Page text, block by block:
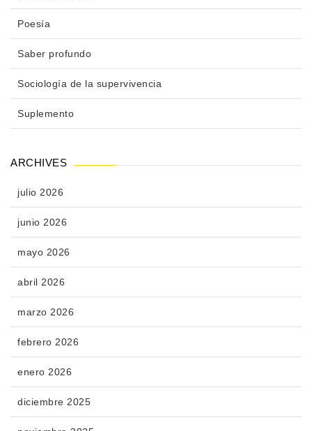
Poesía
Saber profundo
Sociología de la supervivencia
Suplemento
ARCHIVES
julio 2026
junio 2026
mayo 2026
abril 2026
marzo 2026
febrero 2026
enero 2026
diciembre 2025